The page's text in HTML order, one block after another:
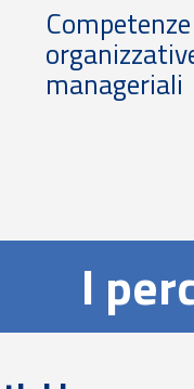
Competenze
manageriali
I